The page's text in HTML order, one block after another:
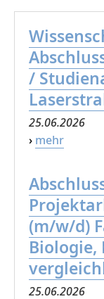
/
25.06.2026
› mehr
(m/w/d)
Biologie,
25.06.2026